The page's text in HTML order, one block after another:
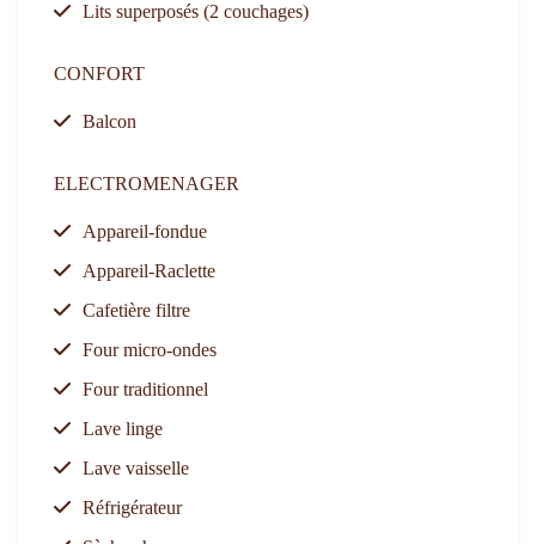
Lits superposés (2 couchages)
CONFORT
Balcon
ELECTROMENAGER
Appareil-fondue
Appareil-Raclette
Cafetière filtre
Four micro-ondes
Four traditionnel
Lave linge
Lave vaisselle
Réfrigérateur